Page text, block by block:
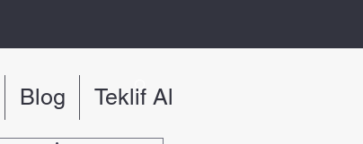
Blog Teklif Al